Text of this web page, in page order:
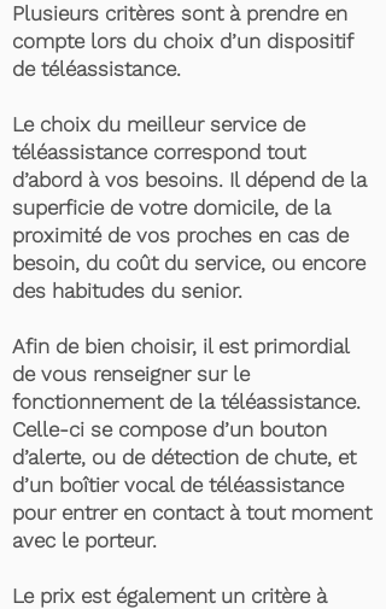
Plusieurs critères sont à prendre en
compte lors du choix d’un dispositif
de téléassistance.
Le choix du meilleur service de
téléassistance correspond tout
d’abord à vos besoins. Il dépend de la
superficie de votre domicile, de la
proximité de vos proches en cas de
besoin, du coût du service, ou encore
des habitudes du senior.
Afin de bien choisir, il est primordial
de vous renseigner sur le
fonctionnement de la téléassistance.
Celle-ci se compose d’un bouton
d’alerte, ou de détection de chute, et
d’un boîtier vocal de téléassistance
pour entrer en contact à tout moment
avec le porteur.
Le prix est également un critère à